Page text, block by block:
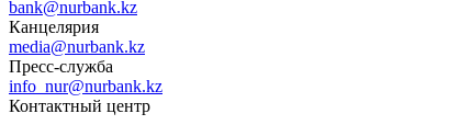
bank@nurbank.kz
Канцелярия
media@nurbank.kz
Пресс-служба
info_nur@nurbank.kz
Контактный центр